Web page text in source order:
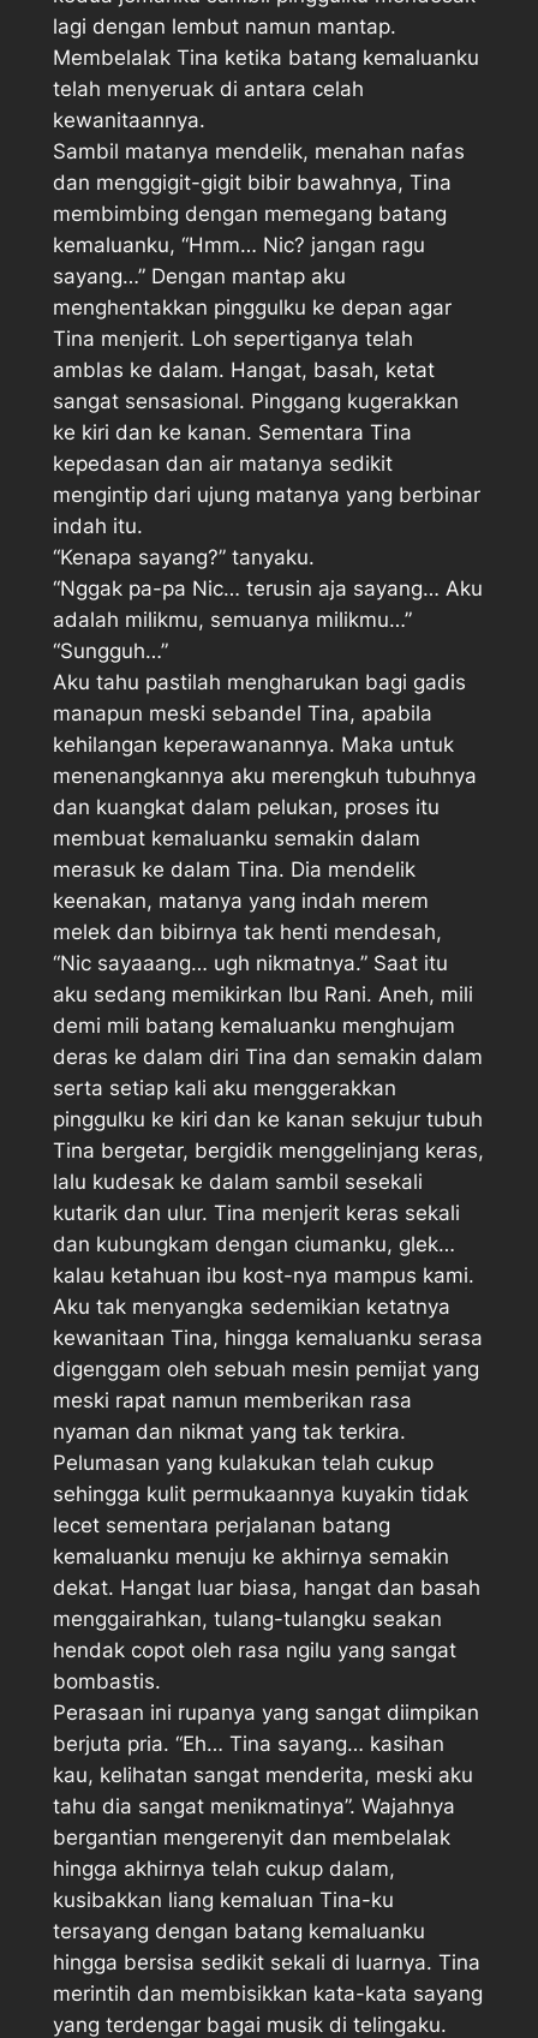
lagi dengan lembut namun mantap.
Membelalak Tina ketika batang kemaluanku
telah menyeruak di antara celah
kewanitaannya.
Sambil matanya mendelik, menahan nafas
dan menggigit-gigit bibir bawahnya, Tina
membimbing dengan memegang batang
kemaluanku, “Hmm… Nic? jangan ragu
sayang…” Dengan mantap aku
menghentakkan pinggulku ke depan agar
Tina menjerit. Loh sepertiganya telah
amblas ke dalam. Hangat, basah, ketat
sangat sensasional. Pinggang kugerakkan
ke kiri dan ke kanan. Sementara Tina
kepedasan dan air matanya sedikit
mengintip dari ujung matanya yang berbinar
indah itu.
“Kenapa sayang?” tanyaku.
“Nggak pa-pa Nic… terusin aja sayang… Aku
adalah milikmu, semuanya milikmu…”
“Sungguh…”
Aku tahu pastilah mengharukan bagi gadis
manapun meski sebandel Tina, apabila
kehilangan keperawanannya. Maka untuk
menenangkannya aku merengkuh tubuhnya
dan kuangkat dalam pelukan, proses itu
membuat kemaluanku semakin dalam
merasuk ke dalam Tina. Dia mendelik
keenakan, matanya yang indah merem
melek dan bibirnya tak henti mendesah,
“Nic sayaaang… ugh nikmatnya.” Saat itu
aku sedang memikirkan Ibu Rani. Aneh, mili
demi mili batang kemaluanku menghujam
deras ke dalam diri Tina dan semakin dalam
serta setiap kali aku menggerakkan
pinggulku ke kiri dan ke kanan sekujur tubuh
Tina bergetar, bergidik menggelinjang keras,
lalu kudesak ke dalam sambil sesekali
kutarik dan ulur. Tina menjerit keras sekali
dan kubungkam dengan ciumanku, glek…
kalau ketahuan ibu kost-nya mampus kami.
Aku tak menyangka sedemikian ketatnya
kewanitaan Tina, hingga kemaluanku serasa
digenggam oleh sebuah mesin pemijat yang
meski rapat namun memberikan rasa
nyaman dan nikmat yang tak terkira.
Pelumasan yang kulakukan telah cukup
sehingga kulit permukaannya kuyakin tidak
lecet sementara perjalanan batang
kemaluanku menuju ke akhirnya semakin
dekat. Hangat luar biasa, hangat dan basah
menggairahkan, tulang-tulangku seakan
hendak copot oleh rasa ngilu yang sangat
bombastis.
Perasaan ini rupanya yang sangat diimpikan
berjuta pria. “Eh… Tina sayang… kasihan
kau, kelihatan sangat menderita, meski aku
tahu dia sangat menikmatinya”. Wajahnya
bergantian mengerenyit dan membelalak
hingga akhirnya telah cukup dalam,
kusibakkan liang kemaluan Tina-ku
tersayang dengan batang kemaluanku
hingga bersisa sedikit sekali di luarnya. Tina
merintih dan membisikkan kata-kata sayang
yang terdengar bagai musik di telingaku.